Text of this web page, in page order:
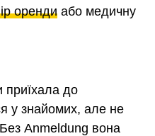
оренди або медичну
приїхала до
у знайомих, але не
Anmeldung вона